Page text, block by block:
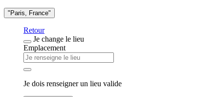
"Paris, France"
Retour
Je change le lieu
Emplacement
Je dois renseigner un lieu valide